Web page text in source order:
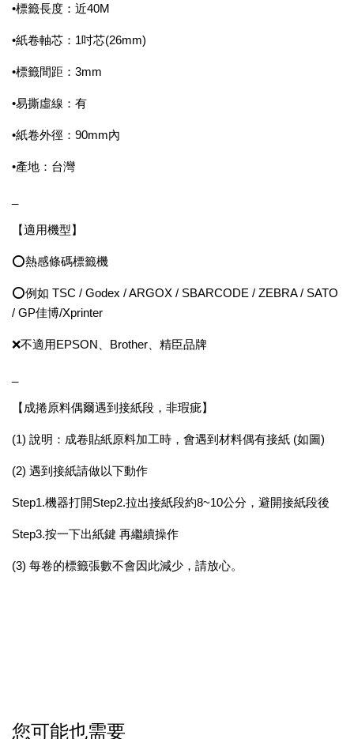
•標籤長度：近40M
•紙卷軸芯：1吋芯(26mm)
•標籤間距：3mm
•易撕虛線：有
•紙卷外徑：90mm內
•產地：台灣
【適用機型】
⭕熱感條碼標籤機
⭕例如 TSC / Godex / ARGOX / SBARCODE / ZEBRA / SATO
/ GP佳博/Xprinter
❌不適用EPSON、Brother、精臣品牌
【成捲原料偶爾遇到接紙段，非瑕疵】
(1) 說明：成卷貼紙原料加工時，會遇到材料偶有接紙 (如圖)
(2) 遇到接紙請做以下動作
Step1.機器打開Step2.拉出接紙段約8~10公分，避開接紙段後
Step3.按一下出紙鍵 再繼續操作
(3) 每卷的標籤張數不會因此減少，請放心。
您可能也需要